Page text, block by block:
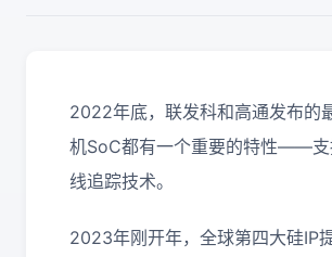
2022年底，联发科和高通发布的
机SoC都有一个重要的特性——支
线追踪技术。
2023年刚开年，全球第四大硅IP